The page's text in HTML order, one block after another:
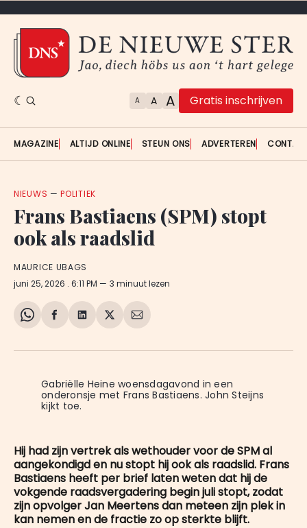
A A A Gratis inschrijven
MAGAZINE ALTIJD ONLINE STEUN ONS ADVERTEREN
NIEUWS —POLITIEK
Frans Bastiaens (SPM) stopt
ook als raadslid
MAURICE UBAGS
juni 25, 2026 . 6:11 PM 3 minuut lezen
Share
WhatsApp
Delen
Facebook
Delen
LinkedIn
Share
X
Deel
E-
Gabriëlle Heine woensdagavond in een
onderonsje met Frans Bastiaens. John Steijns
kijkt toe.
Hij had zijn vertrek als wethouder voor de SPM al
aangekondigd en nu stopt hij ook als raadslid. Frans
Bastiaens heeft per brief laten weten dat hij de
vokgende raadsvergadering begin juli stopt, zodat
zijn opvolger Jan Meertens dan meteen zijn plek in
kan nemen en de fractie zo op sterkte blijft.